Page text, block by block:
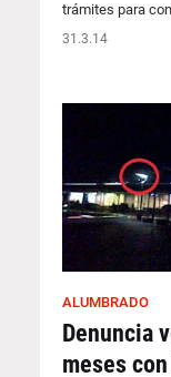
trámites para
31.3.14
ALUMBRADO
Denuncia
meses